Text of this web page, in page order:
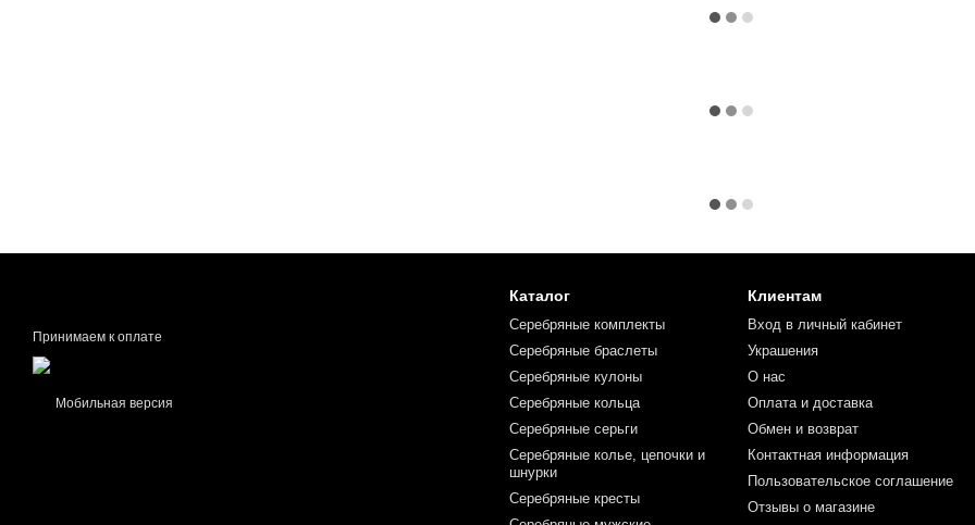
Принимаем к оплате
Мобильная версия
Каталог
Серебряные комплекты
Серебряные браслеты
Серебряные кулоны
Серебряные кольца
Серебряные серьги
Серебряные колье, цепочки и
шнурки
Серебряные кресты
Клиентам
Вход в личный кабинет
Украшения
О нас
Оплата и доставка
Обмен и возврат
Контактная информация
Пользовательское соглашение
Отзывы о магазине